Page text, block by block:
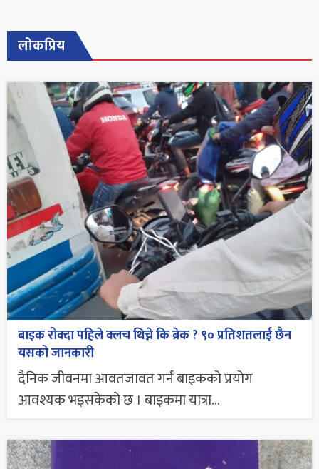
लोकप्रिय
बाइक रोक्दा पहिले क्लच थिच्ने कि ब्रेक ? ९० प्रतिशतलाई छैन
यसको जानकारी
दैनिक जीवनमा आवतजावत गर्न बाइकको प्रयोग
आवश्यक भइसकेको छ । बाइकमा यात्रा...